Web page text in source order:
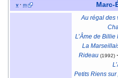
v ·m Marc-
Au régal des
L’Âme de Billie
La
Rideau (1992) ·
Petits Riens